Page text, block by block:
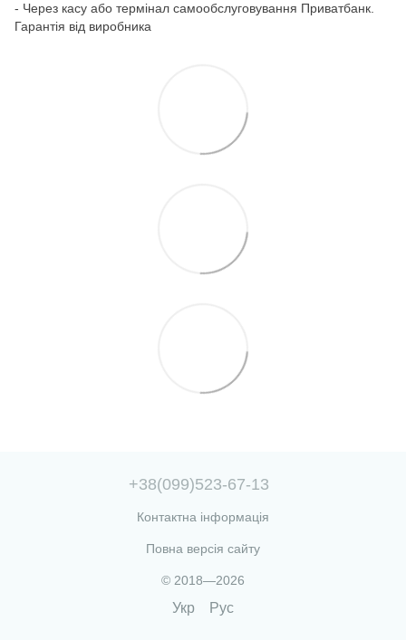
- Через касу або термінал самообслуговування Приватбанк.
Гарантія від виробника
+38(099)523-67-13
Контактна інформація
Повна версія сайту
© 2018—2026
Укр Рус